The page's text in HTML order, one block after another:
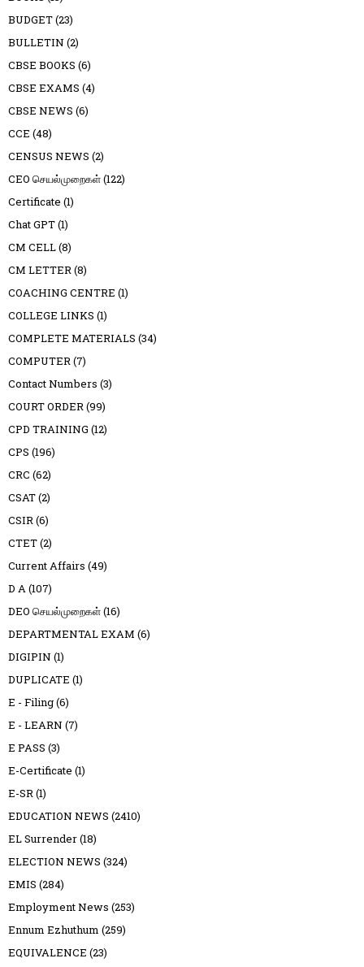
BUDGET(23)
BULLETIN (2)
CBSE BOOKS (6)
CBSE EXAMS (4)
CBSE NEWS (6)
CCE (48)
CENSUS NEWS (2)
CEO செயல்முறைகள்(122)
Certificate (1)
Chat GPT(1)
CM CELL(8)
CM LETTER(8)
COACHING CENTRE (1)
COLLEGE LINKS (1)
COMPLETE MATERIALS (34)
COMPUTER(7)
Contact Numbers (3)
COURT ORDER(99)
CPD TRAINING (12)
CPS (196)
CRC (62)
CSAT(2)
CSIR(6)
CTET(2)
Current Affairs (49)
D A(107)
DEO செயல்முறைகள்(16)
DEPARTMENTAL EXAM (6)
DIGIPIN (1)
DUPLICATE (1)
E - Filing(6)
E - LEARN (7)
E PASS (3)
E-Certificate (1)
E-SR(1)
EDUCATION NEWS (2410)
EL Surrender(18)
ELECTION NEWS (324)
EMIS (284)
Employment News (253)
Ennum Ezhuthum (259)
EQUIVALENCE (23)